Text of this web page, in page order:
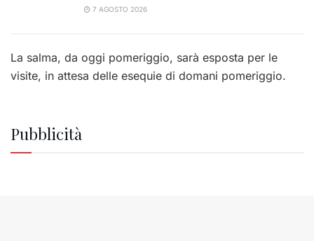
7 AGOSTO 2026
La salma, da oggi pomeriggio, sarà esposta per le
visite, in attesa delle esequie di domani pomeriggio.
Pubblicità